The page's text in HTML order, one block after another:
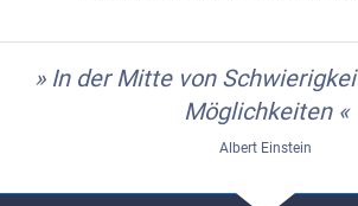
» In der Mitte von
Möglichkeiten «
Albert Einstein